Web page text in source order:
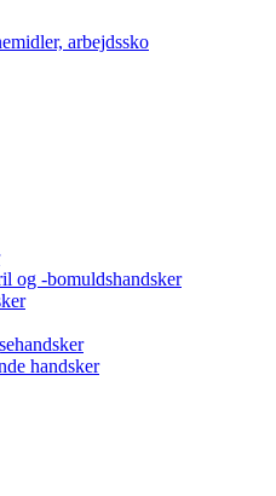
og -bomuldshandsker
handsker